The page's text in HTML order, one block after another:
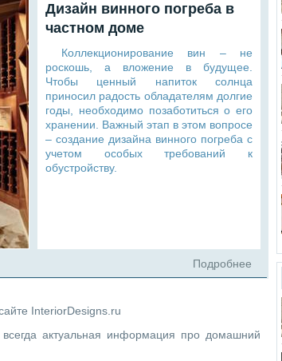
Дизайн винного погреба в
частном доме
Коллекционирование вин – не
роскошь, а вложение в будущее.
Чтобы ценный напиток солнца
приносил радость обладателям долгие
годы, необходимо позаботиться о его
хранении. Важный этап в этом вопросе
– создание дизайна винного погреба с
учетом особых требований к
обустройству.
Подробнее
InteriorDesigns.ru
актуальная информация про домашний